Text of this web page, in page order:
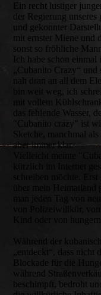
Ein recht lustiger
der Regierung
und gekonnter
mit ernster Miene und
sonst so fröhliche
Ich habe schon einmal
„Cubanito Crazy“
nah dran an all dem
bin weit weg, ich
mit vollem
das fehlende Wasser,
"Cubanito crazy" ist
Sketche, manchmal als
aber immer klar.
kürzlich im Internet
schreiben möchte.
über mein Heimatland
man jeden Tag von
von Polizeiwillkür,
Kind oder von
Während der
„entdeckt“, dass
Blockade für die
während
beschimpft, bedroht